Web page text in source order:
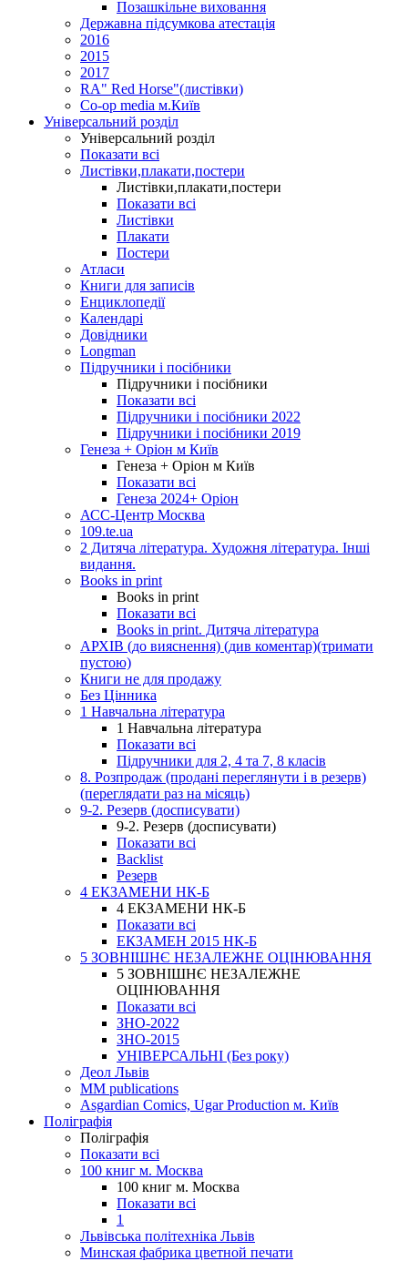
Позашкільне виховання
Державна підсумкова атестація
2016
2015
2017
RA" Red Horse"(листівки)
Co-op media м.Київ
Універсальний розділ
Універсальний розділ
Показати всі
Листівки,плакати,постери
Листівки,плакати,постери
Показати всі
Листівки
Плакати
Постери
Атласи
Книги для записів
Енциклопедії
Календарі
Довідники
Longman
Підручники і посібники
Підручники і посібники
Показати всі
Підручники і посібники 2022
Підручники і посібники 2019
Генеза + Оріон м Київ
Генеза + Оріон м Київ
Показати всі
Генеза 2024+ Оріон
АСС-Центр Москва
109.te.ua
2 Дитяча література. Художня література. Інші
видання.
Books in print
Books in print
Показати всі
Books in print. Дитяча література
АРХІВ (до вияснення) (див коментар)(тримати
пустою)
Книги не для продажу
Без Цінника
1 Навчальна література
1 Навчальна література
Показати всі
Підручники для 2, 4 та 7, 8 класів
8. Розпродаж (продані переглянути і в резерв)
(переглядати раз на місяць)
9-2. Резерв (досписувати)
9-2. Резерв (досписувати)
Показати всі
Backlist
Резерв
4 ЕКЗАМЕНИ НК-Б
4 ЕКЗАМЕНИ НК-Б
Показати всі
ЕКЗАМЕН 2015 НК-Б
5 ЗОВНІШНЄ НЕЗАЛЕЖНЕ ОЦІНЮВАННЯ
5 ЗОВНІШНЄ НЕЗАЛЕЖНЕ
ОЦІНЮВАННЯ
Показати всі
ЗНО-2022
ЗНО-2015
УНІВЕРСАЛЬНІ (Без року)
Деол Львів
MM publications
Asgardian Comics, Ugar Production м. Київ
Поліграфія
Поліграфія
Показати всі
100 книг м. Москва
100 книг м. Москва
Показати всі
1
Львівська політехніка Львів
Минская фабрика цветной печати